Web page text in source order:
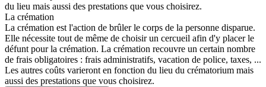
du lieu mais aussi des prestations que vous choisirez.
La crémation
La crémation est l'action de brûler le corps de la personne disparue.
Elle nécessite tout de même de choisir un cercueil afin d'y placer le
défunt pour la crémation. La crémation recouvre un certain nombre
de frais obligatoires : frais administratifs, vacation de police, taxes, ...
Les autres coûts varieront en fonction du lieu du crématorium mais
aussi des prestations que vous choisirez.